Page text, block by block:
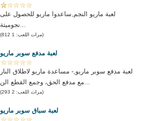
لعبة ماريو النجم,ساعدوا ماريو للحصول على
(مرات اللعب: 1 812)
لعبة مدفع سوبر ماريو
لعبة مدفع سوبر ماريو,- مساعدة ماريو لاطلاق النار
(مرات اللعب: 2 293)
لعبة سباق سوبر ماريو